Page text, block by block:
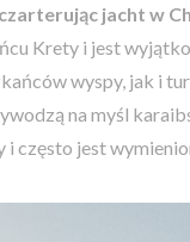
czarterując jacht w
Krety i jest
wyspy, jak i
na myśl
często jest